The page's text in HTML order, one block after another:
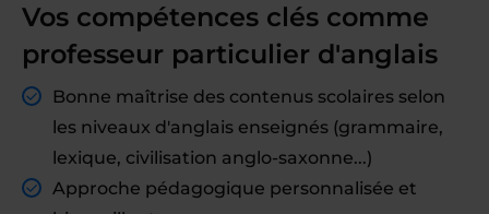
Vos compétences clés comme
professeur particulier d'anglais
Bonne maîtrise des contenus scolaires selon
les niveaux d'anglais enseignés (grammaire,
lexique, civilisation anglo-saxonne...)
Approche pédagogique personnalisée et